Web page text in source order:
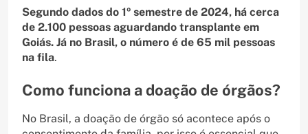
Segundo dados do 1º semestre de 2024, há cerca
de 2.100 pessoas aguardando transplante em
Goiás. Já no Brasil, o número é de 65 mil pessoas
na fila.
Como funciona a doação de órgãos?
No Brasil, a doação de órgão só acontece após o